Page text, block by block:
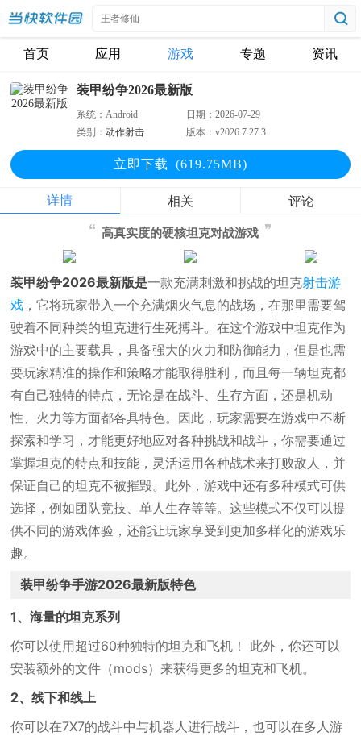
首页 应用 游戏 专题 资讯
装甲纷争2026最新版
系统：Android 日期：2026-07-29
类别：动作射击 版本：v2026.7.27.3
立即下载 (619.75MB)
详情 相关 评论
高真实度的硬核坦克对战游戏
装甲纷争2026最新版是一款充满刺激和挑战的坦克射击游
戏 ，它将玩家带入一个充满烟火气息的战场，在那里需要驾
驶着不同种类的坦克进行生死搏斗。在这个游戏中坦克作为
游戏中的主要载具，具备强大的火力和防御能力，但是也需
要玩家精准的操作和策略才能取得胜利，而且每一辆坦克都
有自己独特的特点，无论是在战斗、生存方面，还是机动
性、火力等方面都各具特色。因此，玩家需要在游戏中不断
探索和学习，才能更好地应对各种挑战和战斗，你需要通过
掌握坦克的特点和技能，灵活运用各种战术来打败敌人，并
保证自己的坦克不被摧毁。此外，游戏中还有多种模式可供
选择，例如团队竞技、单人生存等等。这些模式不仅可以提
供不同的游戏体验，还能让玩家享受到更加多样化的游戏乐
趣。
装甲纷争手游2026最新版特色
1、海量的坦克系列
你可以使用超过60种独特的坦克和飞机！ 此外，你还可以
安装额外的文件（mods）来获得更多的坦克和飞机。
2、线下和线上
你可以在7X7的战斗中与机器人进行战斗，也可以在多人游